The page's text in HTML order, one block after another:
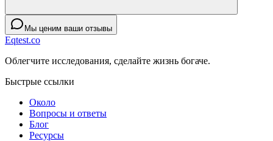
Мы ценим ваши отзывы
Eqtest.co
Облегчите исследования, сделайте жизнь богаче.
Быстрые ссылки
Около
Вопросы и ответы
Блог
Ресурсы